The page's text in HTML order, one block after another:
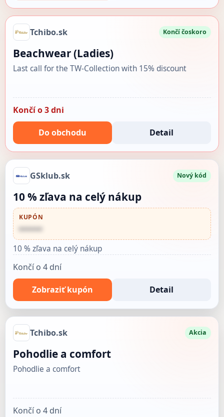
Tchibo.sk Končí čoskoro
Beachwear (Ladies)
Last call for the TW-Collection with 15% discount
Končí o 3 dni
Do obchodu Detail
GSklub.sk Nový kód
10 % zľava na celý nákup
KUPÓN
••••••
10 % zľava na celý nákup
Končí o 4 dní
Zobraziť kupón Detail
Tchibo.sk Akcia
Pohodlie a comfort
Pohodlie a comfort
Končí o 4 dní